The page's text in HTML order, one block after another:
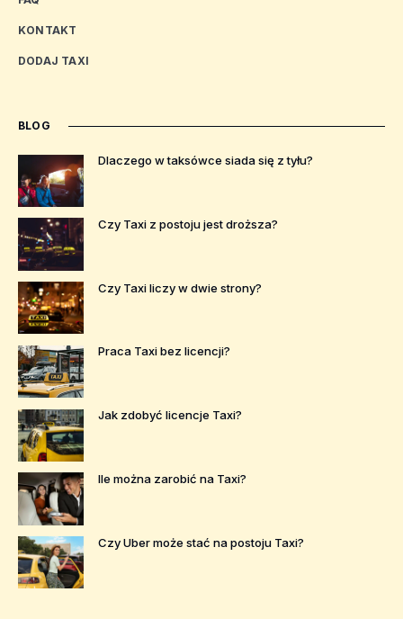
KONTAKT
DODAJ TAXI
BLOG
Dlaczego w taksówce siada się z tyłu?
Czy Taxi z postoju jest droższa?
Czy Taxi liczy w dwie strony?
Praca Taxi bez licencji?
Jak zdobyć licencje Taxi?
Ile można zarobić na Taxi?
Czy Uber może stać na postoju Taxi?